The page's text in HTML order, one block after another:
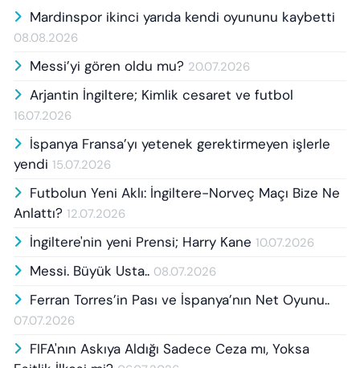
Mardinspor ikinci yarıda kendi oyununu kaybetti
08.08.2026
Messi’yi gören oldu mu? 20.07.2026
Arjantin İngiltere; Kimlik cesaret ve futbol
16.07.2026
İspanya Fransa’yı yetenek gerektirmeyen işlerle
yendi 15.07.2026
Futbolun Yeni Aklı: İngiltere-Norveç Maçı Bize Ne
Anlattı? 12.07.2026
İngiltere'nin yeni Prensi; Harry Kane 10.07.2026
Messi. Büyük Usta.. 08.07.2026
Ferran Torres’in Pası ve İspanya’nın Net Oyunu..
07.07.2026
FIFA'nın Askıya Aldığı Sadece Ceza mı, Yoksa